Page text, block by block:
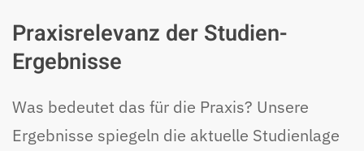
Praxisrelevanz der Studien-
Ergebnisse
Was bedeutet das für die Praxis? Unsere
Ergebnisse spiegeln die aktuelle Studienlage